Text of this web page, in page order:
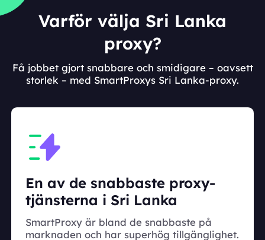
Varför välja Sri Lanka
proxy?
Få jobbet gjort snabbare och smidigare – oavsett
storlek – med SmartProxys Sri Lanka-proxy.
En av de snabbaste proxy-
tjänsterna i Sri Lanka
SmartProxy är bland de snabbaste på
marknaden och har superhög tillgänglighet.